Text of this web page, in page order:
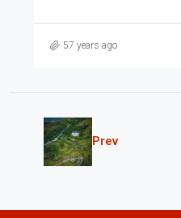
57 years ago
Prev